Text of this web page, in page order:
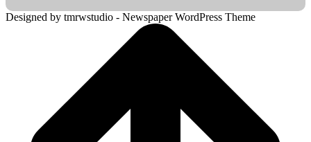
Designed by tmrwstudio - Newspaper WordPress Theme